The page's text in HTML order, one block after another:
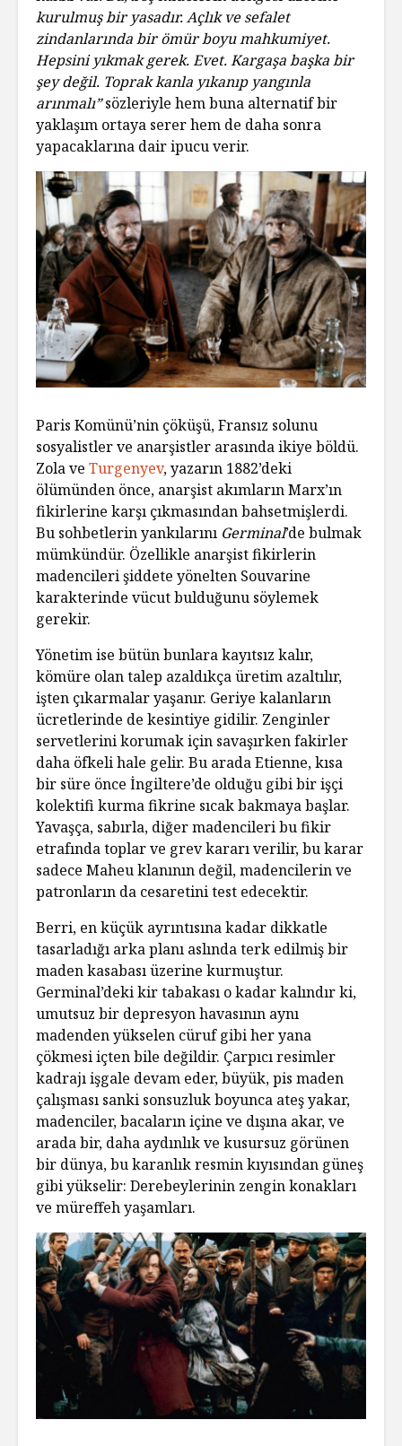
kurulmuş bir yasadır. Açlık ve sefalet
zindanlarında bir ömür boyu mahkumiyet.
Hepsini yıkmak gerek. Evet. Kargaşa başka bir
şey değil. Toprak kanla yıkanıp yangınla
arınmalı”sözleriyle hem buna alternatif bir
yaklaşım ortaya serer hem de daha sonra
yapacaklarına dair ipucu verir.
Paris Komünü’nin çöküşü, Fransız solunu
sosyalistler ve anarşistler arasında ikiye böldü.
Zola ve Turgenyev, yazarın 1882’deki
ölümünden önce, anarşist akımların Marx’ın
fikirlerine karşı çıkmasından bahsetmişlerdi.
Bu sohbetlerin yankılarını Germinal’de bulmak
mümkündür. Özellikle anarşist fikirlerin
madencileri şiddete yönelten Souvarine
karakterinde vücut bulduğunu söylemek
gerekir.
Yönetim ise bütün bunlara kayıtsız kalır,
kömüre olan talep azaldıkça üretim azaltılır,
işten çıkarmalar yaşanır. Geriye kalanların
ücretlerinde de kesintiye gidilir. Zenginler
servetlerini korumak için savaşırken fakirler
daha öfkeli hale gelir. Bu arada Etienne, kısa
bir süre önce İngiltere’de olduğu gibi bir işçi
kolektifi kurma fikrine sıcak bakmaya başlar.
Yavaşça, sabırla, diğer madencileri bu fikir
etrafında toplar ve grev kararı verilir, bu karar
sadece Maheu klanının değil, madencilerin ve
patronların da cesaretini test edecektir.
Berri, en küçük ayrıntısına kadar dikkatle
tasarladığı arka planı aslında terk edilmiş bir
maden kasabası üzerine kurmuştur.
Germinal’deki kir tabakası o kadar kalındır ki,
umutsuz bir depresyon havasının aynı
madenden yükselen cüruf gibi her yana
çökmesi içten bile değildir. Çarpıcı resimler
kadrajı işgale devam eder, büyük, pis maden
çalışması sanki sonsuzluk boyunca ateş yakar,
madenciler, bacaların içine ve dışına akar, ve
arada bir, daha aydınlık ve kusursuz görünen
bir dünya, bu karanlık resmin kıyısından güneş
gibi yükselir: Derebeylerinin zengin konakları
ve müreffeh yaşamları.